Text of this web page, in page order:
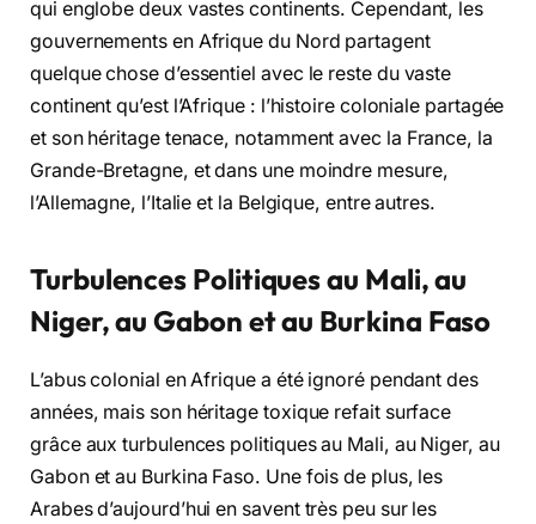
qui englobe deux vastes continents. Cependant, les
gouvernements en Afrique du Nord partagent
quelque chose d’essentiel avec le reste du vaste
continent qu’est l’Afrique : l’histoire coloniale partagée
et son héritage tenace, notamment avec la France, la
Grande-Bretagne, et dans une moindre mesure,
l’Allemagne, l’Italie et la Belgique, entre autres.
Turbulences Politiques au Mali, au
Niger, au Gabon et au Burkina Faso
L’abus colonial en Afrique a été ignoré pendant des
années, mais son héritage toxique refait surface
grâce aux turbulences politiques au Mali, au Niger, au
Gabon et au Burkina Faso. Une fois de plus, les
Arabes d’aujourd’hui en savent très peu sur les